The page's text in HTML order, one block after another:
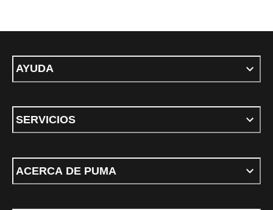
AYUDA
SERVICIOS
ACERCA DE PUMA